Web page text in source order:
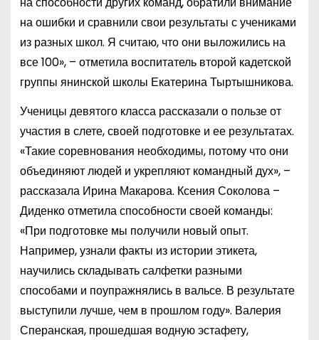
на ошибки и сравнили свои результаты с учениками
из разных школ. Я считаю, что они выложились на
все 100», – отметила воспитатель второй кадетской
группы янинской школы Екатерина Тыртышникова.
Ученицы девятого класса рассказали о пользе от
участия в слете, своей подготовке и ее результатах.
«Такие соревнования необходимы, потому что они
объединяют людей и укрепляют командный дух», –
рассказала Ирина Макарова. Ксения Соколова –
Диденко отметила способности своей команды:
«При подготовке мы получили новый опыт.
Например, узнали факты из истории этикета,
научились складывать салфетки разными
способами и поупражнялись в вальсе. В результате
выступили лучше, чем в прошлом году». Валерия
Сперанская, прошедшая водную эстафету,